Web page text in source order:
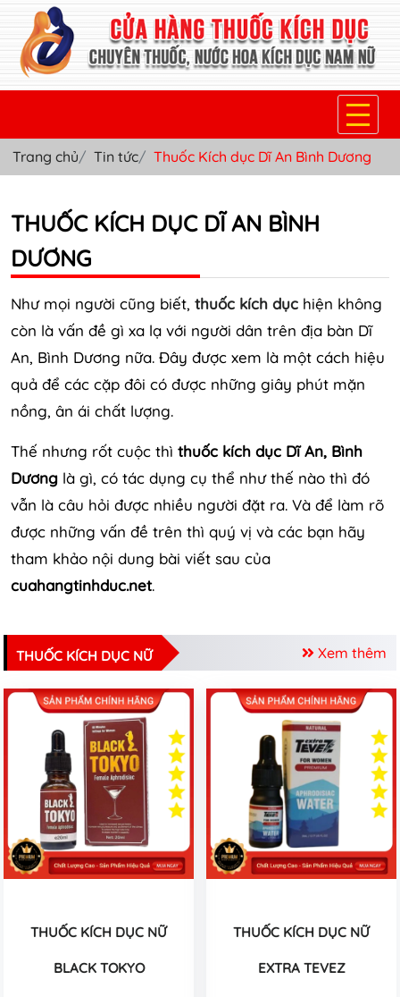
TRANG CHỦ
THUỐC VIÊN KÍCH DỤC NAM
SẢN PHẨM KHÁC
TIN TỨC & BLOG
Trang chủ Tin tức Thuốc Kích dục Dĩ An Bình Dương
THUỐC KÍCH DỤC DĨ AN BÌNH
DƯƠNG
Như mọi người cũng biết, thuốc kích dục hiện không
còn là vấn đề gì xa lạ với người dân trên địa bàn Dĩ
An, Bình Dương nữa. Đây được xem là một cách hiệu
quả để các cặp đôi có được những giây phút mặn
nồng, ân ái chất lượng.
Thế nhưng rốt cuộc thì thuốc kích dục Dĩ An, Bình
Dương là gì, có tác dụng cụ thể như thế nào thì đó
vẫn là câu hỏi được nhiều người đặt ra. Và để làm rõ
được những vấn đề trên thì quý vị và các bạn hãy
tham khảo nội dung bài viết sau của
cuahangtinhduc.net.
Xem thêm
THUỐC KÍCH DỤC NỮ
THUỐC KÍCH DỤC NỮ
BLACK TOKYO
THUỐC KÍCH DỤC NỮ
EXTRA TEVEZ